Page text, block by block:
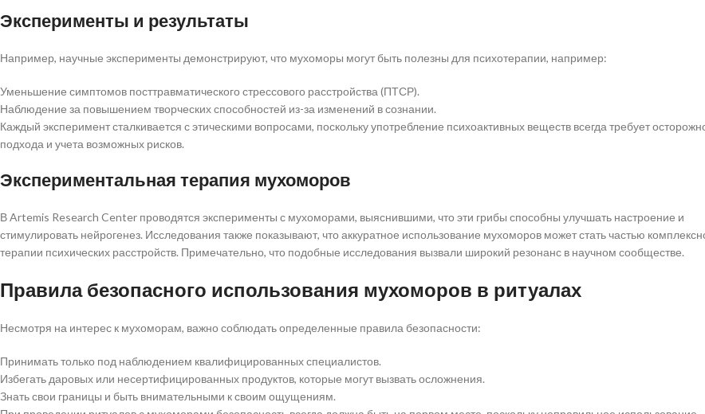
Эксперименты и результаты
Например, научные эксперименты демонстрируют, что мухоморы могут быть полезны для психотерапии, например:
Уменьшение симптомов посттравматического стрессового расстройства (ПТСР).
Наблюдение за повышением творческих способностей из-за изменений в сознании.
Каждый эксперимент сталкивается с этическими вопросами, поскольку употребление психоактивных веществ всегда требует
подхода и учета возможных рисков.
Экспериментальная терапия мухоморов
В Artemis Research Center проводятся эксперименты с мухоморами, выяснившими, что эти грибы способны улучшать настроение и
стимулировать нейрогенез. Исследования также показывают, что аккуратное использование мухоморов может стать частью
терапии психических расстройств. Примечательно, что подобные исследования вызвали широкий резонанс в научном сообществе.
Правила безопасного использования мухоморов в ритуалах
Несмотря на интерес к мухоморам, важно соблюдать определенные правила безопасности:
Принимать только под наблюдением квалифицированных специалистов.
Избегать даровых или несертифицированных продуктов, которые могут вызвать осложнения.
Знать свои границы и быть внимательными к своим ощущениям.